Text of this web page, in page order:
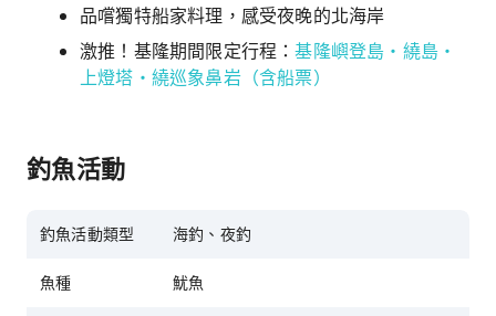
品嚐獨特船家料理，感受夜晚的北海岸
激推！基隆期間限定行程：基隆嶼登島・繞島・
上燈塔・繞巡象鼻岩（含船票）
釣魚活動
釣魚活動類型 海釣、夜釣
魚種 魷魚